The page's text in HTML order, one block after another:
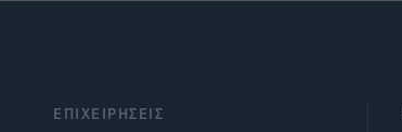
ΕΠΙΧΕΙΡΗΣΕΙΣ